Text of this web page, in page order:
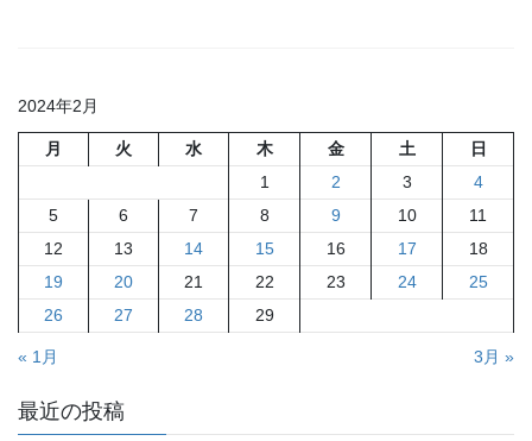
2024年2月
月 火 水 木 金 土
日
1
2 3
4
5
6 7 8 9 10
11
12
13 14 15 16 17
18
19
20 21 22 23 24
25
26
27 28 29
« 1月 3月 »
最近の投稿